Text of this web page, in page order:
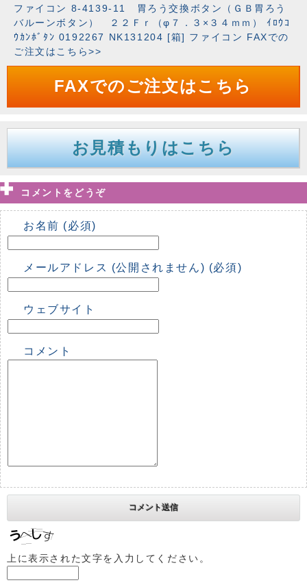
ファイコン 8-4139-11 胃ろう交換ボタン（ＧＢ胃ろう
バルーンボタン） ２２Ｆｒ（φ７．３×３４ｍｍ） ｲﾛｳｺ
ｳｶﾝﾎﾞﾀﾝ 0192267 NK131204 [箱] ファイコン FAXでの
ご注文はこちら>>
FAXでのご注文はこちら
お見積もりはこちら
コメントをどうぞ
お名前 (必須)
メールアドレス (公開されません) (必須)
ウェブサイト
コメント
上に表示された文字を入力してください。